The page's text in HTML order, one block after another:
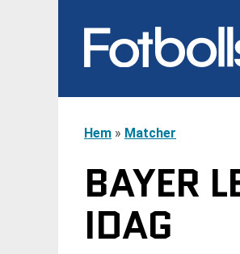
Hem » Matcher
BAYER
IDAG